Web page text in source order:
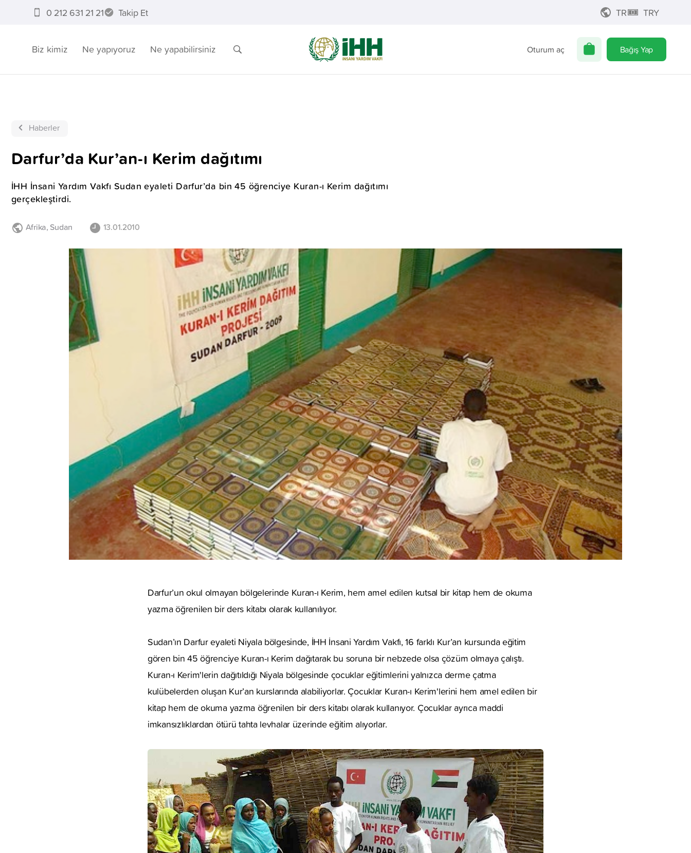
0 212 631 21 21 Takip Et TR TRY
Biz kimiz Ne yapıyoruz Ne yapabilirsiniz Oturum aç Bağış Yap
Haberler
Darfur’da Kur’an-ı Kerim dağıtımı
İHH İnsani Yardım Vakfı Sudan eyaleti Darfur’da bin 45 öğrenciye Kuran-ı Kerim dağıtımı
gerçekleştirdi.
Afrika, Sudan 13.01.2010
Darfur’un okul olmayan bölgelerinde Kuran-ı Kerim, hem amel edilen kutsal bir kitap hem de okuma
yazma öğrenilen bir ders kitabı olarak kullanılıyor.
Sudan’ın Darfur eyaleti Niyala bölgesinde, İHH İnsani Yardım Vakfı, 16 farklı Kur’an kursunda eğitim
gören bin 45 öğrenciye Kuran-ı Kerim dağıtarak bu soruna bir nebzede olsa çözüm olmaya çalıştı.
Kuran-ı Kerim'lerin dağıtıldığı Niyala bölgesinde çocuklar eğitimlerini yalnızca derme çatma
kulübelerden oluşan Kur’an kurslarında alabiliyorlar. Çocuklar Kuran-ı Kerim'lerini hem amel edilen bir
kitap hem de okuma yazma öğrenilen bir ders kitabı olarak kullanıyor. Çocuklar ayrıca maddi
imkansızlıklardan ötürü tahta levhalar üzerinde eğitim alıyorlar.